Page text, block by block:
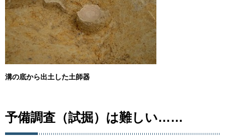
溝の底から出土した土師器
予備調査（試掘）は難しい……